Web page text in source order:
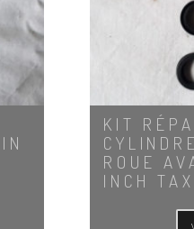
KIT
ROUE
INCH